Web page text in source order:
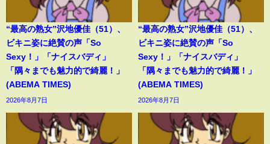
“最高の熟女”沢地優佳（51）、
ビキニ姿に絶賛の声「So
Sexy！」「ナイスバディ」
「隅々までも魅力的で綺麗！」
(ABEMA TIMES)
2026年8月7日
“最高の熟女”沢地優佳（51）、
ビキニ姿に絶賛の声「So
Sexy！」「ナイスバディ」
「隅々までも魅力的で綺麗！」
(ABEMA TIMES)
2026年8月7日